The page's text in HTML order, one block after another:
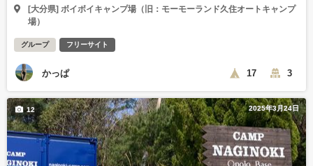
[大分県] ボイボイキャンプ場（旧：モーモーランド久住オートキャンプ
場）
グループ フリーサイト
かっぱ 17 3
2025年3月24日
12